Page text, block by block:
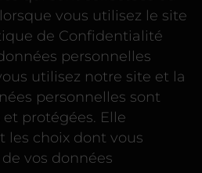
vous utilisez le site
de Confidentialité
personnelles
utilisez notre site et la
personnelles sont
protégées. Elle
les choix dont vous
vos données